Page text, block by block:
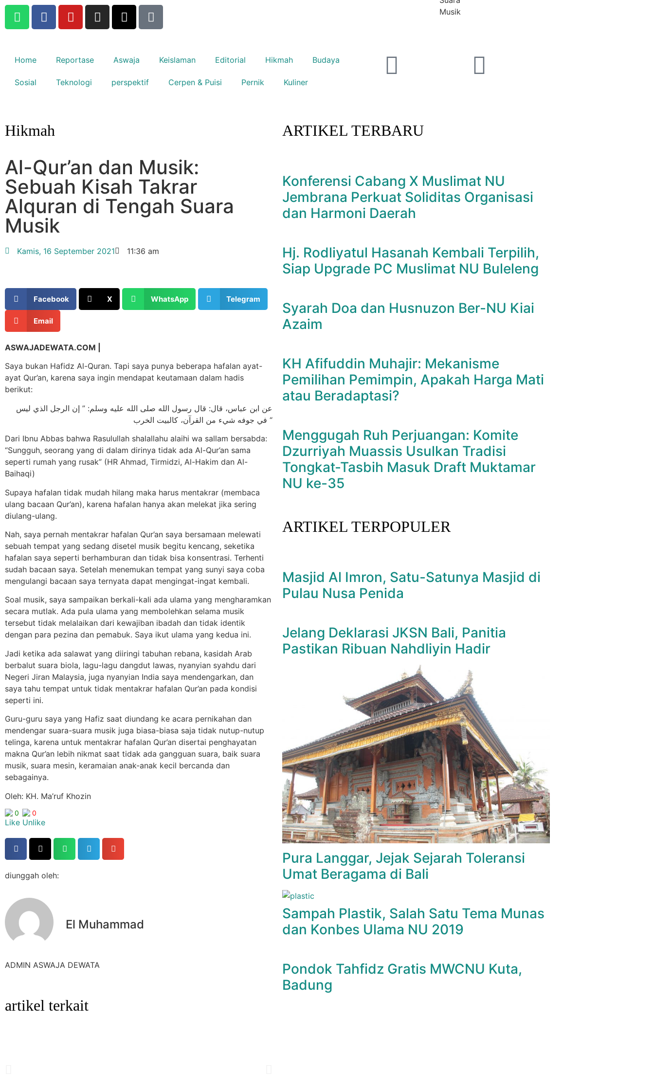
Home Reportase Aswaja Keislaman Editorial Hikmah Budaya
Sosial Teknologi perspektif Cerpen & Puisi Pernik Kuliner
Musik
Hikmah
Al-Qur’an dan Musik:
Sebuah Kisah Takrar
Alquran di Tengah Suara
Musik
Kamis, 16 September 2021 11:36 am
Facebook X WhatsApp Telegram
Email
ASWAJADEWATA.COM |
Saya bukan Hafidz Al-Quran. Tapi saya punya beberapa hafalan ayat-
ayat Qur’an, karena saya ingin mendapat keutamaan dalam hadis
berikut:
ﻋﻦ اﺑﻦ ﻋﺒﺎﺱ، ﻗﺎﻝ: ﻗﺎﻝ ﺭﺳﻮﻝ اﻟﻠﻪ ﺻﻠﻰ اﻟﻠﻪ ﻋﻠﻴﻪ ﻭﺳﻠﻢ: ” ﺇﻥ اﻟﺮﺟﻞ اﻟﺬﻱ ﻟﻴﺲ
ﻓﻲ ﺟﻮﻓﻪ ﺷﻲء ﻣﻦ اﻟﻘﺮﺁﻥ، ﻛﺎﻟﺒﻴﺖ اﻟﺨﺮﺏ “
Dari Ibnu Abbas bahwa Rasulullah shalallahu alaihi wa sallam bersabda:
“Sungguh, seorang yang di dalam dirinya tidak ada Al-Qur’an sama
seperti rumah yang rusak” (HR Ahmad, Tirmidzi, Al-Hakim dan Al-
Baihaqi)
Supaya hafalan tidak mudah hilang maka harus mentakrar (membaca
ulang bacaan Qur’an), karena hafalan hanya akan melekat jika sering
diulang-ulang.
Nah, saya pernah mentakrar hafalan Qur’an saya bersamaan melewati
sebuah tempat yang sedang disetel musik begitu kencang, seketika
hafalan saya seperti berhamburan dan tidak bisa konsentrasi. Terhenti
sudah bacaan saya. Setelah menemukan tempat yang sunyi saya coba
mengulangi bacaan saya ternyata dapat mengingat-ingat kembali.
Soal musik, saya sampaikan berkali-kali ada ulama yang mengharamkan
secara mutlak. Ada pula ulama yang membolehkan selama musik
tersebut tidak melalaikan dari kewajiban ibadah dan tidak identik
dengan para pezina dan pemabuk. Saya ikut ulama yang kedua ini.
Jadi ketika ada salawat yang diiringi tabuhan rebana, kasidah Arab
berbalut suara biola, lagu-lagu dangdut lawas, nyanyian syahdu dari
Negeri Jiran Malaysia, juga nyanyian India saya mendengarkan, dan
saya tahu tempat untuk tidak mentakrar hafalan Qur’an pada kondisi
seperti ini.
Guru-guru saya yang Hafiz saat diundang ke acara pernikahan dan
mendengar suara-suara musik juga biasa-biasa saja tidak nutup-nutup
telinga, karena untuk mentakrar hafalan Qur’an disertai penghayatan
makna Qur’an lebih nikmat saat tidak ada gangguan suara, baik suara
musik, suara mesin, keramaian anak-anak kecil bercanda dan
sebagainya.
Oleh: KH. Ma’ruf Khozin
0 0
diunggah oleh:
El Muhammad
ADMIN ASWAJA DEWATA
artikel terkait
ARTIKEL TERBARU
Konferensi Cabang X Muslimat NU
Jembrana Perkuat Soliditas Organisasi
dan Harmoni Daerah
Hj. Rodliyatul Hasanah Kembali Terpilih,
Siap Upgrade PC Muslimat NU Buleleng
Syarah Doa dan Husnuzon Ber-NU Kiai
Azaim
KH Afifuddin Muhajir: Mekanisme
Pemilihan Pemimpin, Apakah Harga Mati
atau Beradaptasi?
Menggugah Ruh Perjuangan: Komite
Dzurriyah Muassis Usulkan Tradisi
Tongkat-Tasbih Masuk Draft Muktamar
NU ke-35
ARTIKEL TERPOPULER
Masjid Al Imron, Satu-Satunya Masjid di
Pulau Nusa Penida
Jelang Deklarasi JKSN Bali, Panitia
Pastikan Ribuan Nahdliyin Hadir
Pura Langgar, Jejak Sejarah Toleransi
Umat Beragama di Bali
Sampah Plastik, Salah Satu Tema Munas
dan Konbes Ulama NU 2019
Pondok Tahfidz Gratis MWCNU Kuta,
Badung